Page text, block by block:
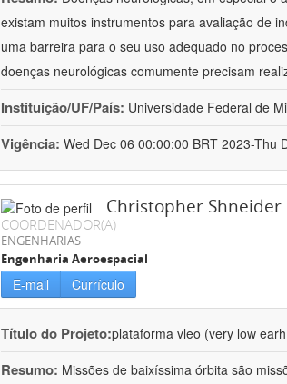
existam muitos instrumentos para avaliação de
uma barreira para o seu uso adequado no
doenças neurológicas comumente precisam
Instituição/UF/País: Universidade Federal de
Vigência: Wed Dec 06 00:00:00 BRT 2023-Thu
Christopher Shneider
COORDENADOR(A)
ENGENHARIAS
Engenharia Aeroespacial
E-mail Currículo
Título do Projeto:plataforma vleo (very low
Resumo: Missões de baixíssima órbita são